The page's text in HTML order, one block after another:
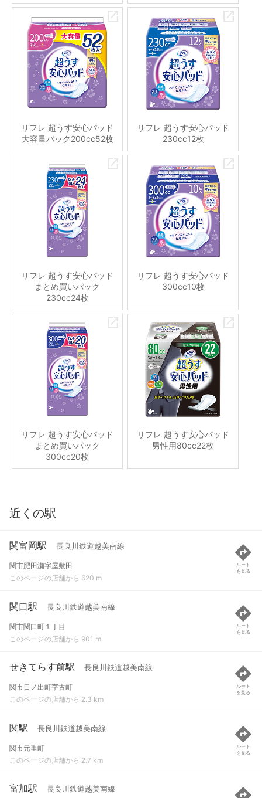
リフレ 超うす安心パッド
大容量パック200cc52枚
リフレ 超うす安心パッド
230cc12枚
リフレ 超うす安心パッド
まとめ買いパック
230cc24枚
リフレ 超うす安心パッド
300cc10枚
リフレ 超うす安心パッド
まとめ買いパック
300cc20枚
リフレ 超うす安心パッド
男性用80cc22枚
近くの駅
関富岡駅 長良川鉄道越美南線
関市肥田瀬字屋敷田
このページの店舗から 620 m
ルート
を見る
関口駅 長良川鉄道越美南線
関市関口町１丁目
このページの店舗から 901 m
ルート
を見る
せきてらす前駅 長良川鉄道越美南線
関市日ノ出町字古町
このページの店舗から 2.3 km
ルート
を見る
関駅 長良川鉄道越美南線
関市元重町
このページの店舗から 2.7 km
ルート
を見る
富加駅 長良川鉄道越美南線